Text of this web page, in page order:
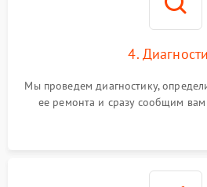
4.
Мы проведем диагностику,
ее ремонта и сразу сообщим